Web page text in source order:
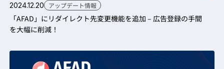
2024.12.20 アップデート情報
「AFAD」にリダイレクト先変更機能を追加 – 広告登録の手間
を大幅に削減！